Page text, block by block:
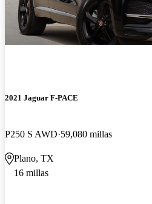
2021 Jaguar F-PACE
P250 S AWD 59,080 millas
Plano, TX
16 millas